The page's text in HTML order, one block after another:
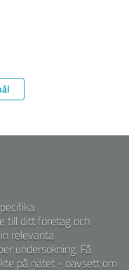
till ditt företag och
relevanta
undersökning. Få
på nätet - oavsett om